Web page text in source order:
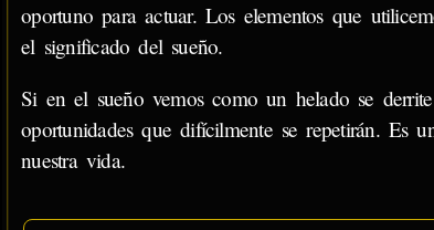
oportuno para actuar. Los elementos que
el significado del sueño.
Si en el sueño vemos como un helado se
oportunidades que difícilmente se repetirán. Es
nuestra vida.